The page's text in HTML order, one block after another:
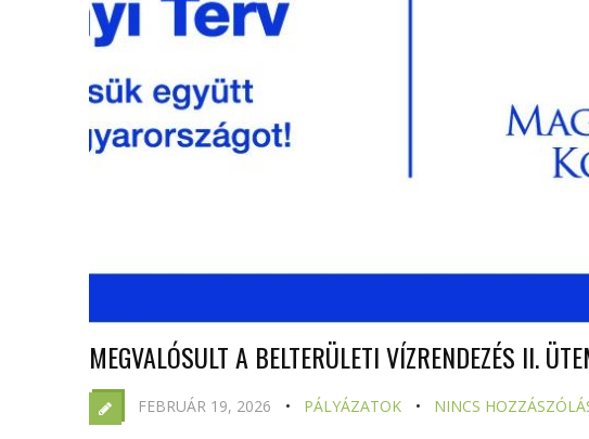
MEGVALÓSULT A BELTERÜLETI VÍZRENDEZÉS II.
FEBRUÁR 19, 2026 PÁLYÁZATOK NINCS